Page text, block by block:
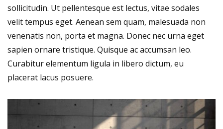
sollicitudin. Ut pellentesque est lectus, vitae sodales
velit tempus eget. Aenean sem quam, malesuada non
venenatis non, porta et magna. Donec nec urna eget
sapien ornare tristique. Quisque ac accumsan leo.
Curabitur elementum ligula in libero dictum, eu
placerat lacus posuere.